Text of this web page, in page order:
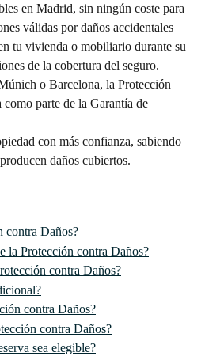
en Madrid, sin ningún coste para
válidas por daños accidentales
tu vivienda o mobiliario durante su
de la cobertura del seguro.
o Barcelona, la Protección
parte de la Garantía de
con más confianza, sabiendo
daños cubiertos.
contra Daños?
la Protección contra Daños?
contra Daños?
contra Daños?
contra Daños?
sea elegible?